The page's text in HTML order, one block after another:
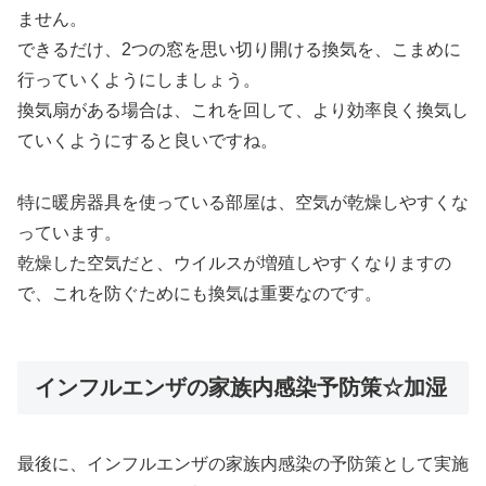
ません。
できるだけ、2つの窓を思い切り開ける換気を、こまめに
行っていくようにしましょう。
換気扇がある場合は、これを回して、より効率良く換気し
ていくようにすると良いですね。
特に暖房器具を使っている部屋は、空気が乾燥しやすくな
っています。
乾燥した空気だと、ウイルスが増殖しやすくなりますの
で、これを防ぐためにも換気は重要なのです。
インフルエンザの家族内感染予防策☆加湿
最後に、インフルエンザの家族内感染の予防策として実施